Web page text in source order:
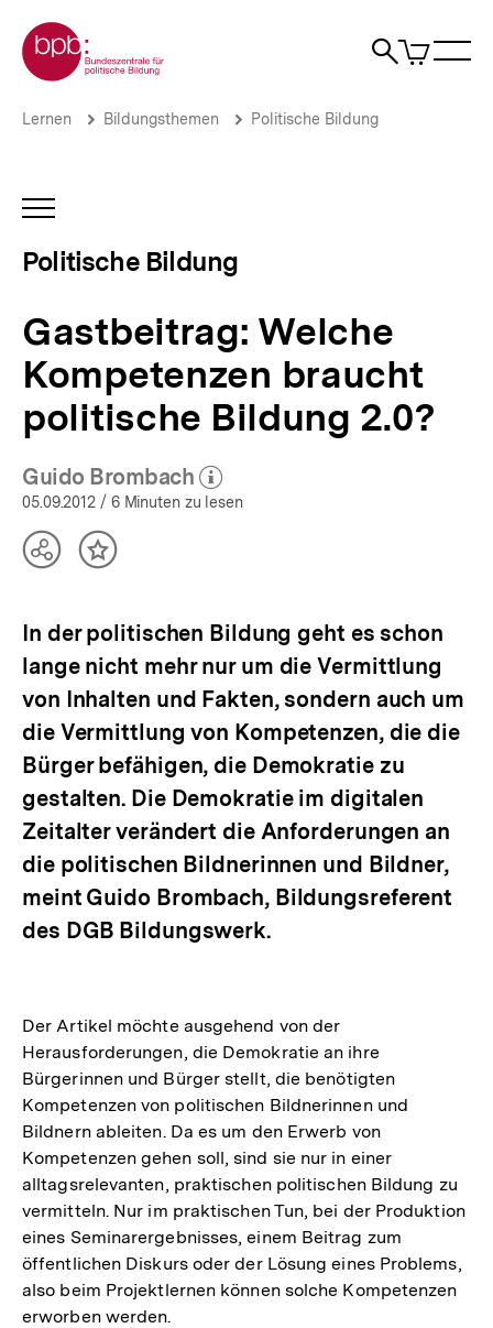
zum
Seiteninhalt
springen
Zur Startseite der bpb
Suche
Artikel
im
Gastbeitrag:
politische
Bildung
bpb.de
Brotkrümelnavigation
Pfadnavigation
Lernen Bildungsthemen Politische Bildung
INHALTSNAVIGATION
Politische Bildung
Gastbeitrag: Welche
Kompetenzen braucht
politische Bildung 2.0?
Guido Brombach
(Mehr zum Autor)
öffnen
05.09.2012 / 6 Minuten zu lesen
TeilenInhalt
In der politischen Bildung geht es schon
lange nicht mehr nur um die Vermittlung
von Inhalten und Fakten, sondern auch um
die Vermittlung von Kompetenzen, die die
Bürger befähigen, die Demokratie zu
gestalten. Die Demokratie im digitalen
Zeitalter verändert die Anforderungen an
die politischen Bildnerinnen und Bildner,
meint Guido Brombach, Bildungsreferent
des DGB Bildungswerk.
Der Artikel möchte ausgehend von der
Herausforderungen, die Demokratie an ihre
Bürgerinnen und Bürger stellt, die benötigten
Kompetenzen von politischen Bildnerinnen und
Bildnern ableiten. Da es um den Erwerb von
Kompetenzen gehen soll, sind sie nur in einer
alltagsrelevanten, praktischen politischen Bildung zu
vermitteln. Nur im praktischen Tun, bei der Produktion
eines Seminarergebnisses, einem Beitrag zum
öffentlichen Diskurs oder der Lösung eines Problems,
also beim Projektlernen können solche Kompetenzen
erworben werden.